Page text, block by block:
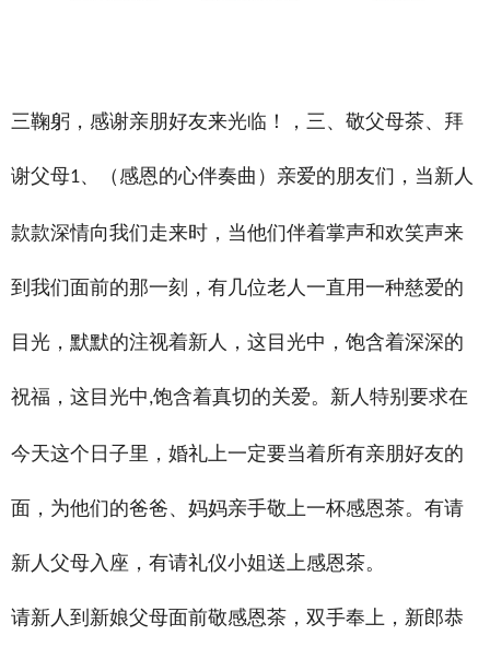
三鞠躬，感谢亲朋好友来光临！，三、敬父母茶、拜
谢父母1、（感恩的心伴奏曲）亲爱的朋友们，当新人
款款深情向我们走来时，当他们伴着掌声和欢笑声来
到我们面前的那一刻，有几位老人一直用一种慈爱的
目光，默默的注视着新人，这目光中，饱含着深深的
祝福，这目光中,饱含着真切的关爱。新人特别要求在
今天这个日子里，婚礼上一定要当着所有亲朋好友的
面，为他们的爸爸、妈妈亲手敬上一杯感恩茶。有请
新人父母入座，有请礼仪小姐送上感恩茶。
请新人到新娘父母面前敬感恩茶，双手奉上，新郎恭